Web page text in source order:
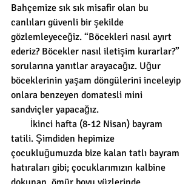
Bahçemize sık sık misafir olan bu
canlıları güvenli bir şekilde
gözlemleyeceğiz. “Böcekleri nasıl ayırt
ederiz? Böcekler nasıl iletişim kurarlar?”
sorularına yanıtlar arayacağız. Uğur
böceklerinin yaşam döngülerini inceleyip
onlara benzeyen domatesli mini
sandviçler yapacağız.
İkinci hafta (8-12 Nisan) bayram
tatili. Şimdiden hepimize
çocukluğumuzda bize kalan tatlı bayram
hatıraları gibi; çocuklarımızın kalbine